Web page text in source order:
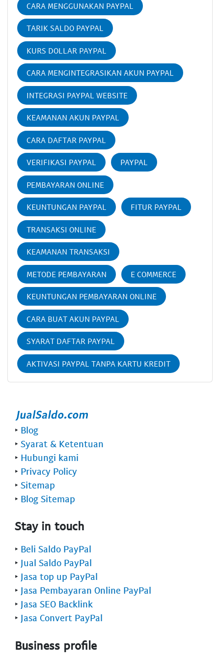
CARA MENGGUNAKAN PAYPAL
TARIK SALDO PAYPAL
KURS DOLLAR PAYPAL
CARA MENGINTEGRASIKAN AKUN PAYPAL
INTEGRASI PAYPAL WEBSITE
KEAMANAN AKUN PAYPAL
CARA DAFTAR PAYPAL
VERIFIKASI PAYPAL PAYPAL
PEMBAYARAN ONLINE
KEUNTUNGAN PAYPAL FITUR PAYPAL
TRANSAKSI ONLINE
KEAMANAN TRANSAKSI
METODE PEMBAYARAN E COMMERCE
KEUNTUNGAN PEMBAYARAN ONLINE
CARA BUAT AKUN PAYPAL
SYARAT DAFTAR PAYPAL
AKTIVASI PAYPAL TANPA KARTU KREDIT
‣ Blog
‣ Syarat & Ketentuan
‣ Hubungi kami
‣ Privacy Policy
‣ Sitemap
‣ Blog Sitemap
Stay in touch
‣ Beli Saldo PayPal
‣ Jual Saldo PayPal
‣ Jasa top up PayPal
‣ Jasa Pembayaran Online PayPal
‣ Jasa SEO Backlink
‣ Jasa Convert PayPal
Business profile